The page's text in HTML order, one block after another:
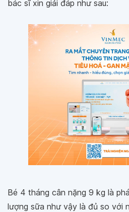
bác sĩ xin giải đáp như sau:
Bé 4 tháng cân nặng 9 kg là
lượng sữa như vậy là đủ so với